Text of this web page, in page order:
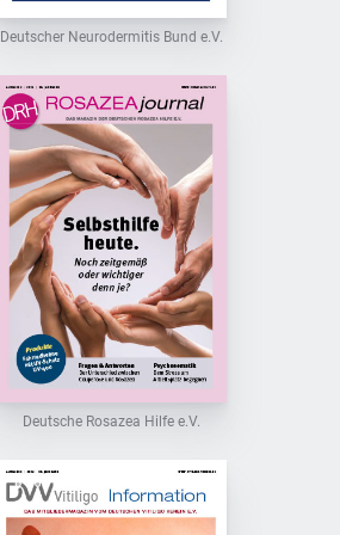
Deutscher Neurodermitis Bund e.V.
Deutsche Rosazea Hilfe e.V.